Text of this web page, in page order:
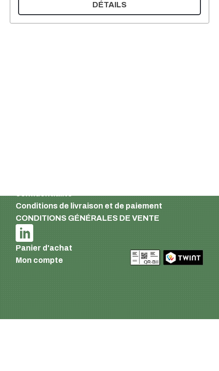
DÉTAILS
Conditions de livraison et de paiement
CONDITIONS GÉNÉRALES DE VENTE
Panier d'achat
Mon compte